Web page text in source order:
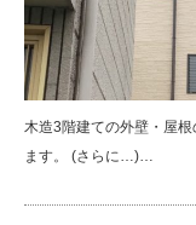
木造3階建ての外壁・屋
ます。 (さらに…)…